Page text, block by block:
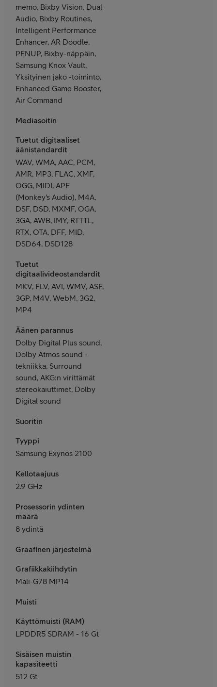
memo, Bixby Vision, Dual
Audio, Bixby Routines,
Intelligent Performance
Enhancer, AR Doodle,
PENUP, Bixby-näppäin,
Samsung Knox Vault,
Yksityinen jako -toiminto,
Enhanced Game Booster,
Air Command
Mediasoitin
Tuetut digitaaliset
äänistandardit
WAV, WMA, AAC, PCM,
AMR, MP3, FLAC, XMF,
OGG, MIDI, APE
(Monkey's Audio), M4A,
DSF, DSD, MXMF, OGA,
3GA, AWB, IMY, RTTTL,
RTX, OTA, DFF, MID,
DSD64, DSD128
Tuetut
digitaalivideostandardit
MKV, FLV, AVI, WMV, ASF,
3GP, M4V, WebM, 3G2,
MP4
Äänen parannus
Dolby Digital Plus sound,
Dolby Atmos sound -
tekniikka, Surround
sound, AKG:n virittämät
stereokaiuttimet, Dolby
Digital sound
Suoritin
Tyyppi
Samsung Exynos 2100
Kellotaajuus
2.9 GHz
Prosessorin ydinten
määrä
8 ydintä
Graafinen järjestelmä
Grafiikkakiihdytin
Mali-G78 MP14
Muisti
Käyttömuisti (RAM)
LPDDR5 SDRAM - 16 Gt
Sisäisen muistin
kapasiteetti
512 Gt